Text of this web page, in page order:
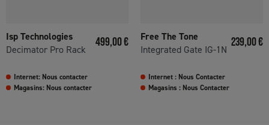
Isp Technologies
Decimator Pro Rack
Prix
499,00 €
Internet: Nous contacter
Magasins: Nous contacter
Free The Tone
Integrated Gate IG-1N
Prix
239,00 €
Internet : Nous Contacter
Magasins : Nous Contacter